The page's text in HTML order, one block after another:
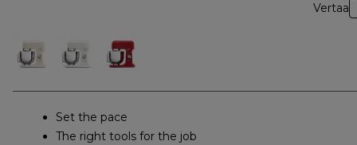
Vertaa
Set the pace
The right tools for the job